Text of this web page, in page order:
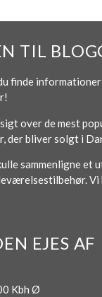
TIL
finde
over de mest
der bliver solgt i
sammenligne et
EJES AF
Kbh Ø